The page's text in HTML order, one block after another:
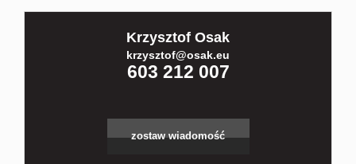
Krzysztof Osak
krzysztof@osak.eu
603 212 007
zostaw wiadomość